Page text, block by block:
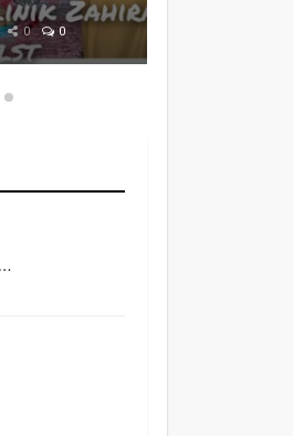
0 0